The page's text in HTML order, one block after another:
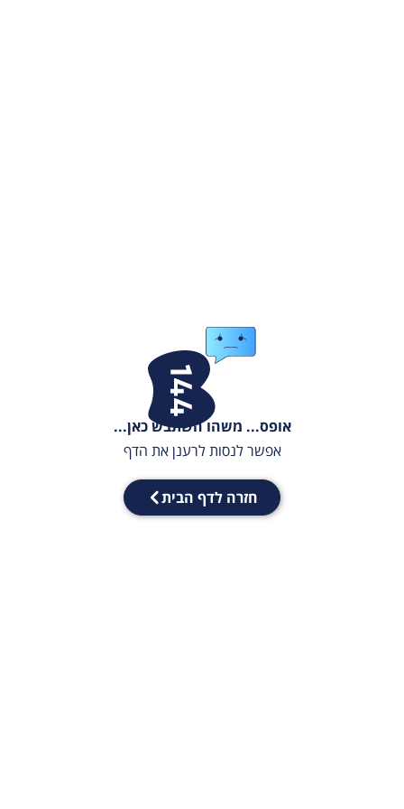
אופס... משהו השתבש כאן...
אפשר לנסות לרענן את הדף
חזרה לדף הבית